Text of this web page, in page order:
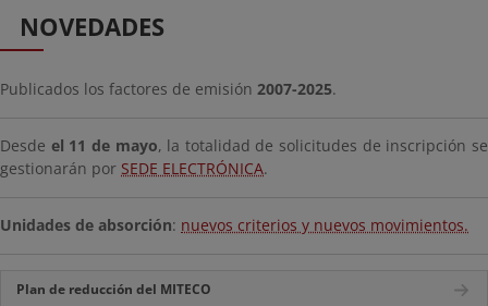
NOVEDADES
Publicados los factores de emisión 2007-2025.
Desde el 11 de mayo, la totalidad de solicitudes de inscripción se
gestionarán por SEDE ELECTRÓNICA.
Unidades de absorción: nuevos criterios y nuevos movimientos.
Plan de reducción del MITECO